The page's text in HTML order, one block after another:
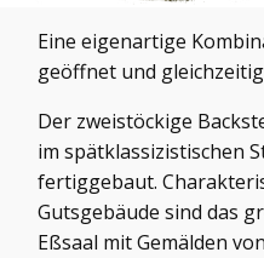
Eine eigenartige
geöffnet und
Der zweistöckige
im spätklassizistischen
fertiggebaut.
Gutsgebäude sind das
Eßsaal mit Gemälden